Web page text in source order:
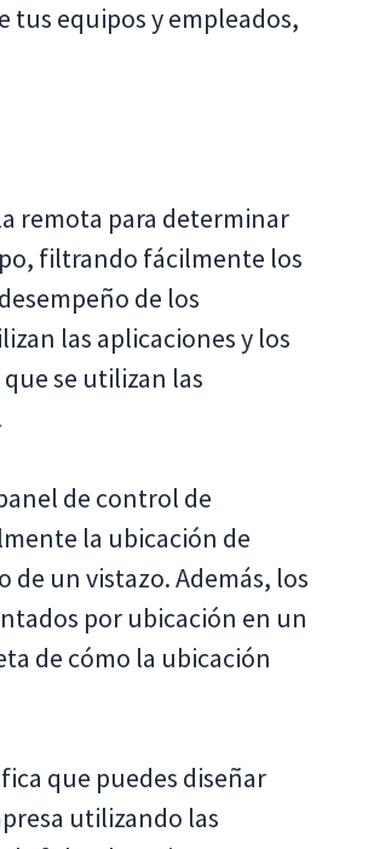
tus equipos y empleados,
remota para determinar
filtrando fácilmente los
de los
las aplicaciones y los
se utilizan las
de control de
la ubicación de
un vistazo. Además, los
por ubicación en un
de cómo la ubicación
que puedes diseñar
utilizando las